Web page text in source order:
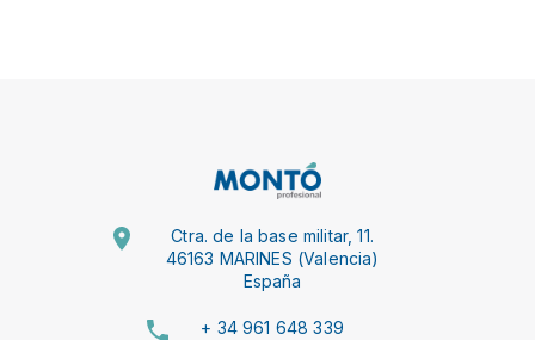
Ctra. de la base militar, 11.
46163 MARINES (Valencia)
España
+ 34 961 648 339